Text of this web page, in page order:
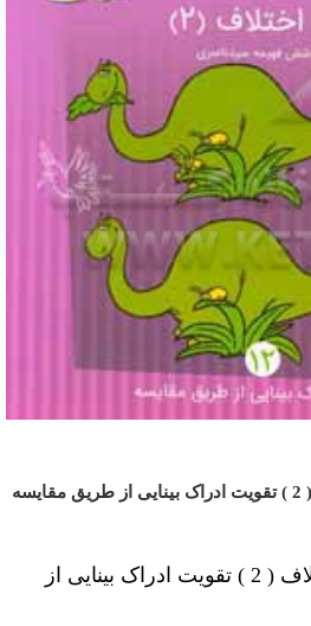
قاصدک دانایی 12 چند اختلاف ( 2 ) تقویت ادراک بینایی از